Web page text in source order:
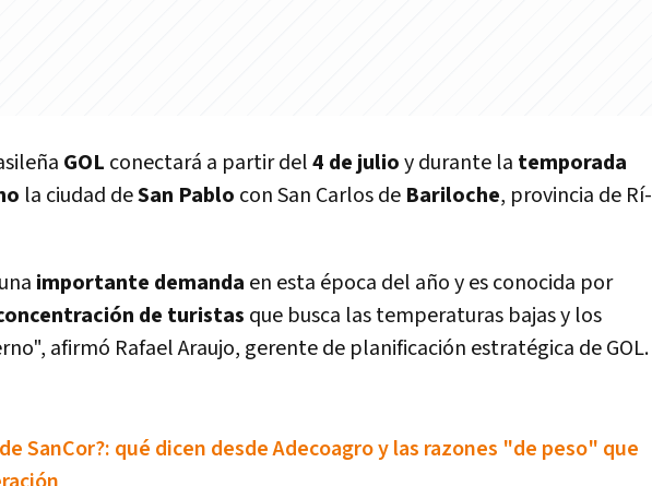
GOL conectará a partir del4 de julioy durante la temporada
la ciudad deSan Pablo con San Carlos de Bariloche, provincia de Rí­
importante demanda en esta época del año y es conocida por
de turistas que busca las temperaturas bajas y los
afirmó Rafael Araujo, gerente de planificación estratégica de GOL.
SanCor?: qué dicen desde Adecoagro y las razones "de peso" que